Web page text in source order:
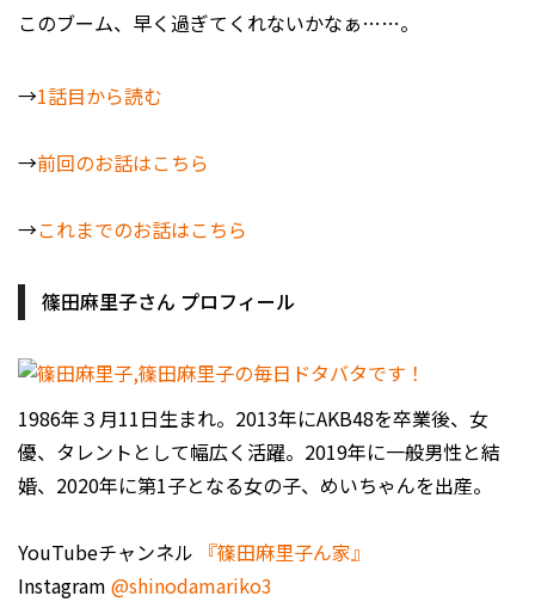
このブーム、早く過ぎてくれないかなぁ……。
→1話目から読む
→前回のお話はこちら
→これまでのお話はこちら
篠田麻里子さん プロフィール
1986年３月11日生まれ。2013年にAKB48を卒業後、女
優、タレントとして幅広く活躍。2019年に一般男性と結
婚、2020年に第1子となる女の子、めいちゃんを出産。
YouTubeチャンネル 『篠田麻里子ん家』
Instagram @shinodamariko3